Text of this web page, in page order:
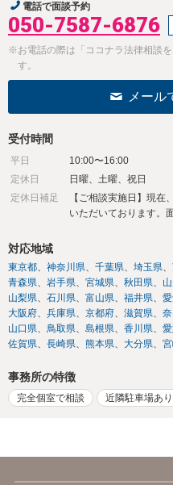
電話で面談予約
050-7587-6876
※お電話の際は「ココナラ法律相談
す。
メール
受付時間
平日
10:00〜16:00
定休日
日曜、土曜、祝日
定休日補足
【ご相談実施日】現在
いただいております。
対応地域
東京都 神奈川県 千葉県 埼玉県
青森県
岩手県 宮城県 秋田県
山梨県
石川県 富山県 福井県
大阪府
兵庫県 京都府 滋賀県
山口県
鳥取県 島根県 香川県
佐賀県
長崎県 熊本県 大分県
事務所の特徴
完全個室で相談 近隣駐車場あり